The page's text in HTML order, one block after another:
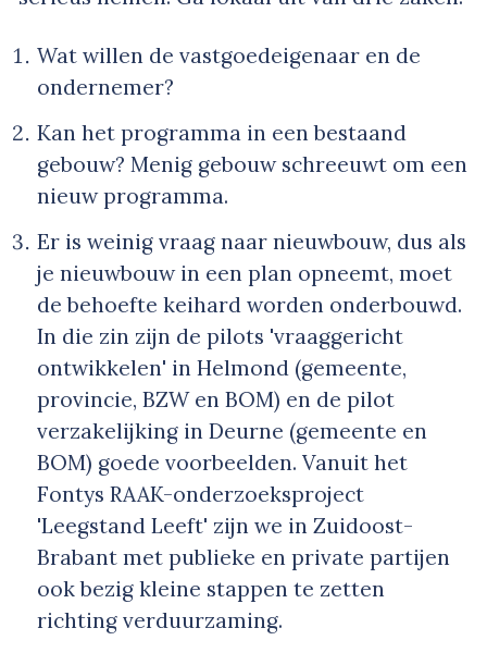
Wat willen de vastgoedeigenaar en de
ondernemer?
Kan het programma in een bestaand
gebouw? Menig gebouw schreeuwt om een
nieuw programma.
Er is weinig vraag naar nieuwbouw, dus als
je nieuwbouw in een plan opneemt, moet
de behoefte keihard worden onderbouwd.
In die zin zijn de pilots 'vraaggericht
ontwikkelen' in Helmond (gemeente,
provincie, BZW en BOM) en de pilot
verzakelijking in Deurne (gemeente en
BOM) goede voorbeelden. Vanuit het
Fontys RAAK-onderzoeksproject
'Leegstand Leeft' zijn we in Zuidoost-
Brabant met publieke en private partijen
ook bezig kleine stappen te zetten
richting verduurzaming.